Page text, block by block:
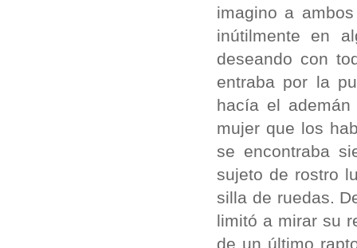
imagino a
inútilmente en
deseando con
entraba por la
hacía el
mujer que los
se encontraba
sujeto de rostro
silla de ruedas.
limitó a mirar su
de un último